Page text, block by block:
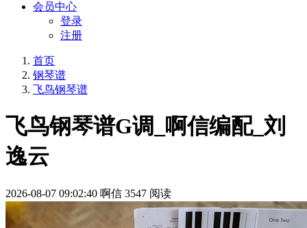
会员中心
登录
注册
首页
钢琴谱
飞鸟钢琴谱
飞鸟钢琴谱G调_啊信编配_刘
逸云
2026-08-07 09:02:40 啊信 3547 阅读